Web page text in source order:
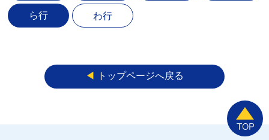
ら行 わ行
◀︎ トップページへ戻る